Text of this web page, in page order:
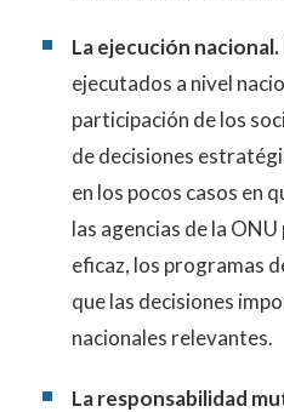
La ejecución nacional.
ejecutados a nivel
participación de los
de decisiones
en los pocos casos en
las agencias de la
eficaz, los programas
que las decisiones
nacionales relevantes.
La responsabilidad